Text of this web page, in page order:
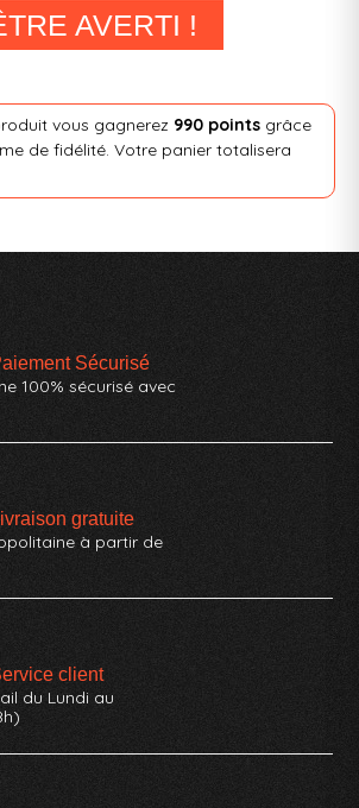
AVERTI !
vous gagnerez 990 pointsgrâce
de fidélité. Votre panier totalisera
Sécurisé
100% sécurisé avec
gratuite
à partir de
client
du Lundi au